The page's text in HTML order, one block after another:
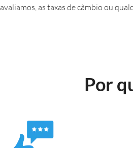
as taxas de câmbio ou
Por